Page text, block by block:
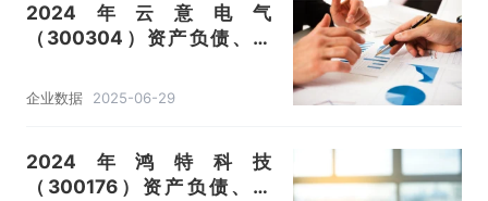
2024年云意电气
（300304）资产负债、营
能控制器及部件、智能雨刮系
统）数据统计
企业数据 2025-06-29
2024年鸿特科技
（300176）资产负债、营